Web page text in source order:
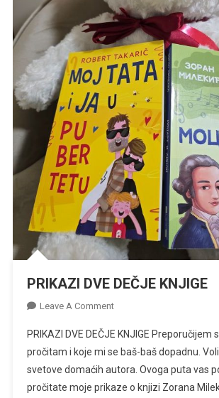
PRIKAZI DVE DEČJE KNJIGE
Leave A CommentOn
DVE
DEČJE
KNJIGE
PRIKAZI DVE DEČJE KNJIGE Preporučijem
pročitam i koje mi se baš-baš dopadnu.
svetove domaćih autora. Ovoga puta vas
pročitate moje prikaze o knjizi Zorana